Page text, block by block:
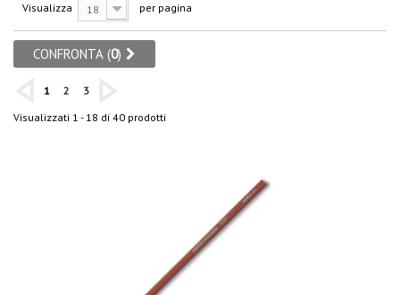
Visualizza
18 per pagina
CONFRONTA (0)
1 2
3
Visualizzati 1 - 18 di 40 prodotti